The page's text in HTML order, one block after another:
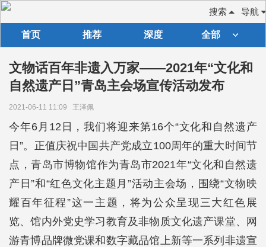
导航
搜索
首页 推荐 深度 全部
文物话百年非遗入万家——2021年“文化和
自然遗产日”青岛主会场宣传活动发布
2021-06-11 11:09 王泽佩
今年6月12日，我们将迎来第16个“文化和自然遗产
日”。正值庆祝中国共产党成立100周年的重大时间节
点，青岛市博物馆作为青岛市2021年“文化和自然遗
产日”和“红色文化主题月”活动主会场，围绕“文物映
耀百年征程”这一主题，将为公众呈现三大红色展
览、馆内外党史学习教育及非物质文化遗产课堂、网
游青博品牌微党课和数字藏品馆上新等一系列非遗宣